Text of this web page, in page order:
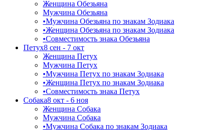
Женщина Обезьяна
Мужчина Обезьяна
•Мужчина Обезьяна по знакам Зодиака
•Женщина Обезьяна по знакам Зодиака
•Совместимость знака Обезьяна
Петух8 сен - 7 окт
Женщина Петух
Мужчина Петух
•Мужчина Петух по знакам Зодиака
•Женщина Петух по знакам Зодиака
•Совместимость знака Петух
Собака8 окт - 6 ноя
Женщина Собака
Мужчина Собака
•Мужчина Собака по знакам Зодиака